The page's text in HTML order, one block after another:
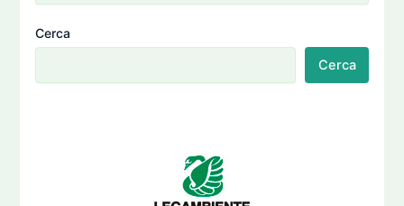
Cerca
Cerca